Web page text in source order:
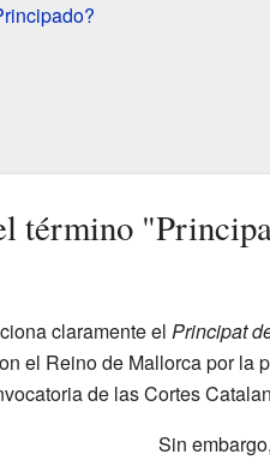
término
claramente el Principat
el Reino de Mallorca por la
de las Cortes
Sin